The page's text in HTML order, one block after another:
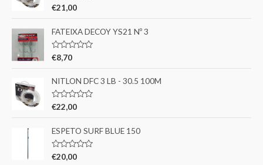
ã
d
e
5
A
l
i
a
ã
d
e
5
€21,00
FATEIXA DECOY YS21 Nº 3
A
l
i
a
ã
d
e
5
€8,70
NITLON DFC 3 LB - 30.5 100M
A
l
i
a
ã
€22,00
ESPETO SURF BLUE 150
A
€20,00